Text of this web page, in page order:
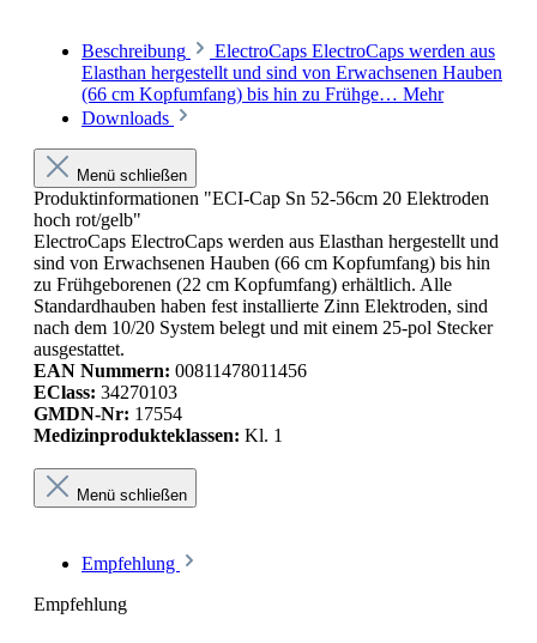
Beschreibung
ElectroCaps ElectroCaps werden aus
Elasthan hergestellt und sind von Erwachsenen Hauben
(66 cm Kopfumfang) bis hin zu Frühge… Mehr
Downloads
Menü schließen
Produktinformationen "ECI-Cap Sn 52-56cm 20 Elektroden
hoch rot/gelb"
ElectroCaps ElectroCaps werden aus Elasthan hergestellt und
sind von Erwachsenen Hauben (66 cm Kopfumfang) bis hin
zu Frühgeborenen (22 cm Kopfumfang) erhältlich. Alle
Standardhauben haben fest installierte Zinn Elektroden, sind
nach dem 10/20 System belegt und mit einem 25-pol Stecker
ausgestattet.
EAN Nummern: 00811478011456
EClass: 34270103
GMDN-Nr: 17554
Medizinprodukteklassen: Kl. 1
Menü schließen
Empfehlung
Empfehlung